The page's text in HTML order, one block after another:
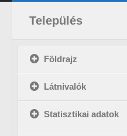
Település
Földrajz
Látnivalók
Statisztikai adatok